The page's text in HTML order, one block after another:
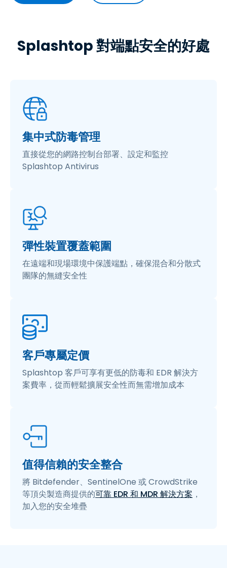
Splashtop 對端點安全的好處
集中式防毒管理
直接從您的網路控制台部署、設定和監控
Splashtop Antivirus
彈性裝置覆蓋範圍
在遠端和現場環境中保護端點，確保混合和分散式
團隊的無縫安全性
客戶專屬定價
Splashtop 客戶可享有更低的防毒和 EDR 解決方
案費率，從而輕鬆擴展安全性而無需增加成本
值得信賴的安全整合
將 Bitdefender、SentinelOne 或 CrowdStrike
等頂尖製造商提供的可靠 EDR 和 MDR 解決方案 ，
加入您的安全堆疊